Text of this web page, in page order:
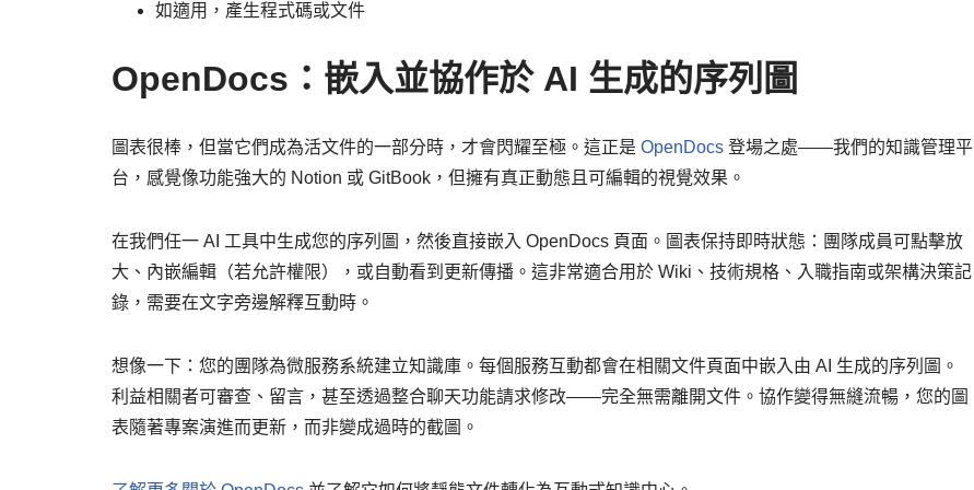
如適用，產生程式碼或文件
OpenDocs：嵌入並協作於 AI 生成的序列圖
圖表很棒，但當它們成為活文件的一部分時，才會閃耀至極。這正是 OpenDocs 登場之處——我們的知識管理平
台，感覺像功能強大的 Notion 或 GitBook，但擁有真正動態且可編輯的視覺效果。
在我們任一 AI 工具中生成您的序列圖，然後直接嵌入 OpenDocs 頁面。圖表保持即時狀態：團隊成員可點擊放
大、內嵌編輯（若允許權限），或自動看到更新傳播。這非常適合用於 Wiki、技術規格、入職指南或架構決策記
錄，需要在文字旁邊解釋互動時。
想像一下：您的團隊為微服務系統建立知識庫。每個服務互動都會在相關文件頁面中嵌入由 AI 生成的序列圖。
利益相關者可審查、留言，甚至透過整合聊天功能請求修改——完全無需離開文件。協作變得無縫流暢，您的圖
表隨著專案演進而更新，而非變成過時的截圖。